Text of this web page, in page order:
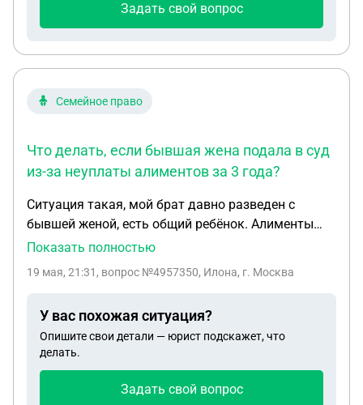
Задать свой вопрос
Семейное право
Что делать, если бывшая жена подала в суд
из-за неуплаты алиментов за 3 года?
Ситуация такая, мой брат давно разведен с
бывшей женой, есть общий ребёнок. Алименты
судом назначены. Бывшая жена сейчас подала в
года. Суд назначил 800 тысяч. (Как такого
только от бывшей и звонили приставы) Весь
абсурд в том, что мой брат не имеет
определённого места работы. За 3 года
переводила я, возможно, даже друзья. Никогда не
Показать полностью
19 мая, 21:31 , вопрос №4957350, Илона, г. Москва
У вас похожая ситуация?
Опишите свои детали — юрист подскажет, что
делать.
Задать свой вопрос